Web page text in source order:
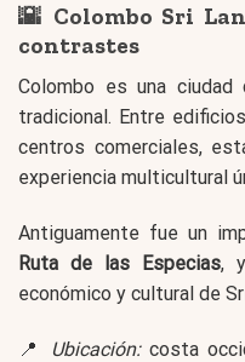
🌇 Colombo Sri
contrastes
Colombo es una
tradicional. Entre
centros comerciales,
experiencia multicultural
Antiguamente fue un
Ruta de las Especias,
económico y cultural de
📍 Ubicación:costa